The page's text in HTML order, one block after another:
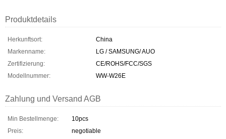
Produktdetails
Herkunftsort:
China
Markenname:
LG / SAMSUNG/ AUO
Zertifizierung:
CE/ROHS/FCC/SGS
Modellnummer:
WW-W26E
Zahlung und Versand AGB
Min Bestellmenge:
10pcs
Preis:
negotiable